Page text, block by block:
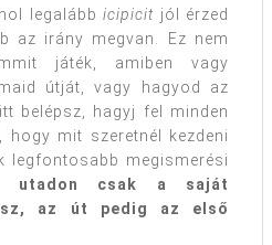
legalább icipicit jól érzed
az irány megvan. Ez nem
játék, amiben vagy
útját, vagy hagyod az
belépsz, hagyj fel minden
hogy mit szeretnél kezdeni
legfontosabb megismerési
utadon csak a saját
az út pedig az első